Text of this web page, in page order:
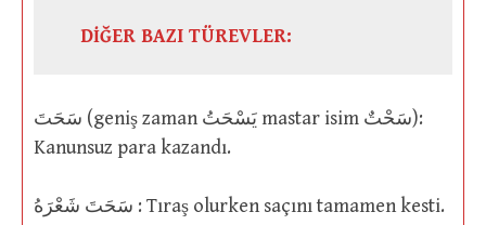
DİĞER BAZI TÜREVLER:
سَحَتَ (geniş zaman يَسْحَتُ mastar isim سَحْتٌ):
Kanunsuz para kazandı.
سَحَتَ شَعْرَهُ : Tıraş olurken saçını tamamen kesti.